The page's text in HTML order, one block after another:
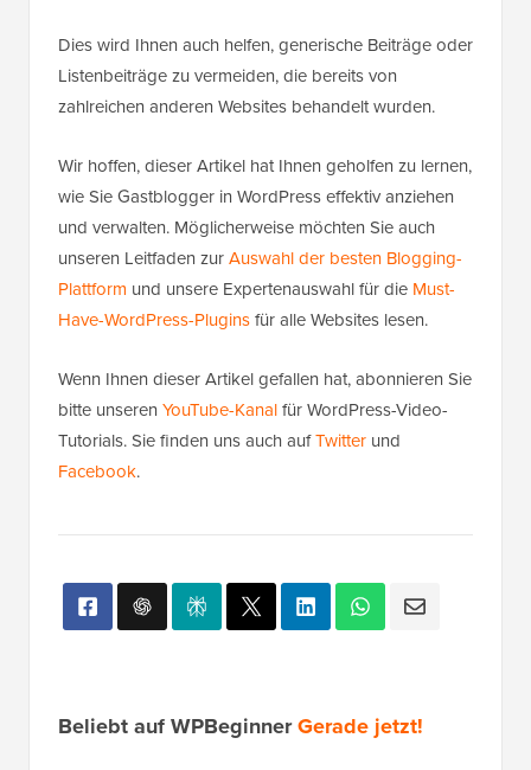
Dies wird Ihnen auch helfen, generische Beiträge oder
Listenbeiträge zu vermeiden, die bereits von
zahlreichen anderen Websites behandelt wurden.
Wir hoffen, dieser Artikel hat Ihnen geholfen zu lernen,
wie Sie Gastblogger in WordPress effektiv anziehen
und verwalten. Möglicherweise möchten Sie auch
unseren Leitfaden zurAuswahl der besten Blogging-
Plattform und unsere Expertenauswahl für die Must-
Have-WordPress-Pluginsfür alle Websites lesen.
Wenn Ihnen dieser Artikel gefallen hat, abonnieren Sie
bitte unseren YouTube-Kanalfür WordPress-Video-
Tutorials. Sie finden uns auch aufTwitter und
Facebook.
Beliebt auf WPBeginnerGerade jetzt!